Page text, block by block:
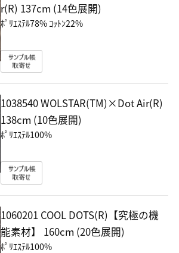
r(R) 137cm (14色展開)
ﾎﾟﾘｴｽﾃﾙ78% ｺｯﾄﾝ22%
1038540 WOLSTAR(TM)×Dot Air(R)
138cm (10色展開)
ﾎﾟﾘｴｽﾃﾙ100%
1060201 COOL DOTS(R)【究極の機
能素材】 160cm (20色展開)
ﾎﾟﾘｴｽﾃﾙ100%